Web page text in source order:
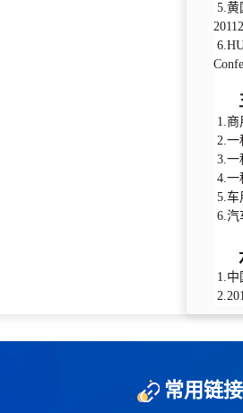
5.黄
1.商
2.一
3.一
4.一
5.车
6.汽
1.中
常用链接